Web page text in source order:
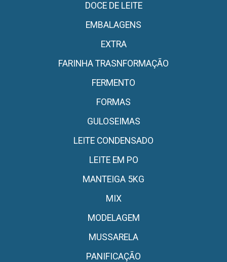
DOCE DE LEITE
EMBALAGENS
EXTRA
FARINHA TRASNFORMAÇÃO
FERMENTO
FORMAS
GULOSEIMAS
LEITE CONDENSADO
LEITE EM PO
MANTEIGA 5KG
MIX
MODELAGEM
MUSSARELA
PANIFICAÇÃO